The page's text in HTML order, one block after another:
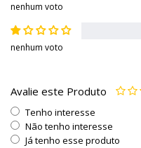
nenhum voto
nenhum voto
Avalie este Produto
Tenho interesse
Não tenho interesse
Já tenho esse produto